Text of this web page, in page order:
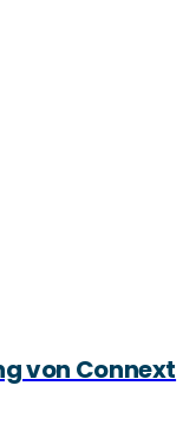
von Connext